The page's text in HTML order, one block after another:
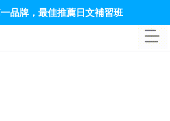
品牌，最佳推薦日文補習班